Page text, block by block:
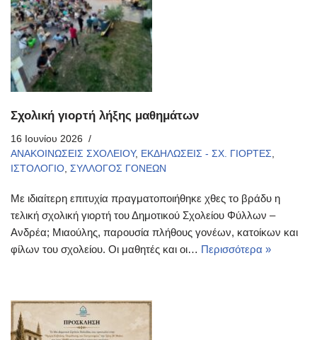
Σχολική γιορτή λήξης μαθημάτων
16 Ιουνίου 2026
ΑΝΑΚΟΙΝΩΣΕΙΣ ΣΧΟΛΕΙΟΥ, ΕΚΔΗΛΩΣΕΙΣ - ΣΧ. ΓΙΟΡΤΕΣ,
ΙΣΤΟΛΟΓΙΟ, ΣΥΛΛΟΓΟΣ ΓΟΝΕΩΝ
Με ιδιαίτερη επιτυχία πραγματοποιήθηκε χθες το βράδυ η
τελική σχολική γιορτή του Δημοτικού Σχολείου Φύλλων –
Ανδρέα; Μιαούλης, παρουσία πλήθους γονέων, κατοίκων και
φίλων του σχολείου. Οι μαθητές και οι… Περισσότερα »